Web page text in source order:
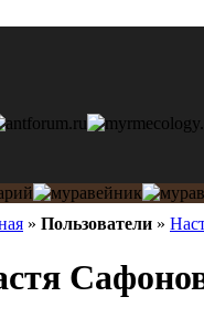
» Пользователи »